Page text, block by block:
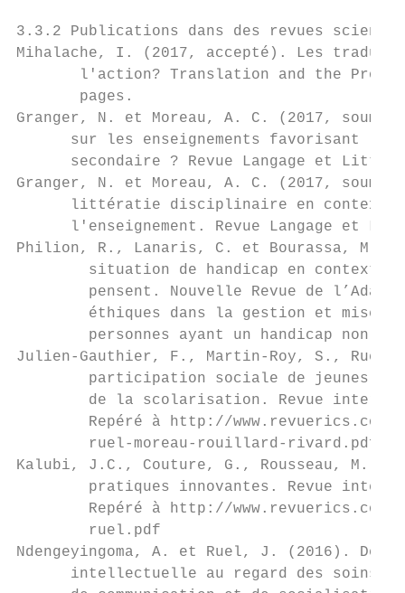
3.3.2 Publications dans des revues
Mihalache, I. (2017, accepté). Les
l'action? Translation and the
       pages.
Granger, N. et Moreau, A. C. (2017,
sur les enseignements favorisant
secondaire ? Revue Langage et
Granger, N. et Moreau, A. C. (2017,
littératie disciplinaire en
l'enseignement. Revue Langage et
Philion, R., Lanaris, C. et Bourassa, M.
situation de handicap en contexte
pensent. Nouvelle Revue de
éthiques dans la gestion et mise
personnes ayant un handicap non
Julien-Gauthier, F., Martin-Roy, S.,
participation sociale de jeunes
de la scolarisation. Revue
Repéré à http://
        ruel-moreau-rouillard-rivard.pdf
Kalubi, J.C., Couture, G., Rousseau, M.
pratiques innovantes. Revue
Repéré à http://
        ruel.pdf
Ndengeyingoma, A. et Ruel, J. (2016).
intellectuelle au regard des soins